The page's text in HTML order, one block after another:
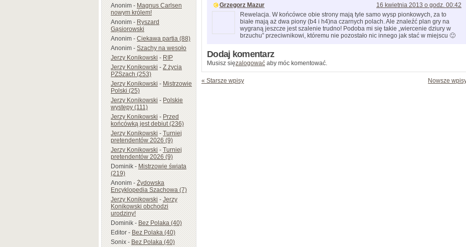
Anonim-Magnus Carlsen
nowym królem!
Anonim-Ryszard
Gąsiorowski
Anonim-Ciekawa partia (88)
Anonim-Szachy na wesoło
Jerzy Konikowski-RIP
Jerzy Konikowski-Z życia
PZSzach (253)
Jerzy Konikowski-Mistrzowie
Polski (25)
Jerzy Konikowski-Polskie
występy (111)
Jerzy Konikowski-Przed
końcówką jest debiut (236)
Jerzy Konikowski-Turniej
pretendentów 2026 (9)
Jerzy Konikowski-Turniej
pretendentów 2026 (9)
Dominik-Mistrzowie świata
(219)
Anonim-Żydowska
Encyklopedia Szachowa (7)
Jerzy Konikowski-Jerzy
Konikowski obchodzi
urodziny!
Dominik-Bez Polaka (40)
Editor-Bez Polaka (40)
Sonix-Bez Polaka (40)
Grzegorz Mazur
16 kwietnia 2013 o godz. 00:42
Rewelacja. W końcówce obie strony mają tyle samo wysp pionkowych, za to
białe mają aż dwa piony (b4 i h4)na czarnych polach. Ale znaleźć plan gry na
wygraną jeszcze jest szalenie trudno! Podoba mi się takie „wiercenie dziury w
brzuchu” przeciwnikowi, któremu nie pozostało nic innego jak stać w miejscu 🙂
Dodaj komentarz
Musisz sięzalogować aby móc komentować.
« Starsze wpisy Nowsze